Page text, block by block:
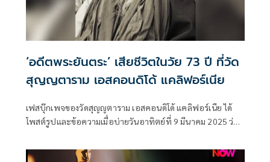
‘อดีตพระยันตระ’ เสียชีวิตในวัย 73 ปี ที่วัด
สุญญตาราม เอสคอนดิโด้ แคลิฟอร์เนีย
เฟสบุ๊กเพจของวัดสุญญตาราม เอสคอนดิโด้ แคลิฟอร์เนีย ได้
โพสต์รูปและข้อความเมื่อบ่ายวันอาทิตย์ที่ 9 มีนาคม 2025 ว่า
วัด ได้เสียชีวิตแล้ว